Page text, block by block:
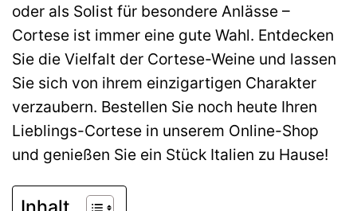
oder als Solist für besondere Anlässe –
Cortese ist immer eine gute Wahl. Entdecken
Sie die Vielfalt der Cortese-Weine und lassen
Sie sich von ihrem einzigartigen Charakter
verzaubern. Bestellen Sie noch heute Ihren
Lieblings-Cortese in unserem Online-Shop
und genießen Sie ein Stück Italien zu Hause!